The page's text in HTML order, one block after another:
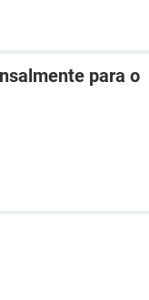
para o